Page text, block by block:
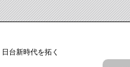
台新時代を拓く「3